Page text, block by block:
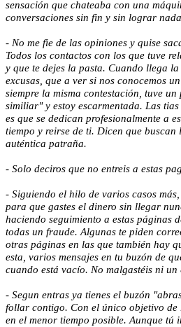
sensación que chateaba con una
conversaciones sin fin y sin lograr
- No me fie de las opiniones y quise
Todos los contactos con los que tuve
y que te dejes la pasta. Cuando llega
excusas, que a ver si nos conocemos
siempre la misma contestación, tuve
similiar" y estoy escarmentada. Las
es que se dedican profesionalmente a
tiempo y reirse de ti. Dicen que buscan
auténtica patraña.
- Solo deciros que no entreis a estas
- Siguiendo el hilo de varios casos
para que gastes el dinero sin llegar
haciendo seguimiento a estas páginas
todas un fraude. Algunas te piden
otras páginas en las que también hay
esta, varios mensajes en tu buzón de
cuando está vacío. No malgastéis ni un
- Segun entras ya tienes el buzón
follar contigo. Con el único objetivo de
en el menor tiempo posible. Aunque tú